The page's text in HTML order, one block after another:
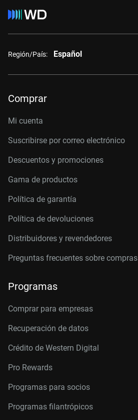
Región/País: Español
Comprar
Mi cuenta
Suscribirse por correo electrónico
Descuentos y promociones
Gama de productos
Política de garantía
Política de devoluciones
Distribuidores y revendedores
Preguntas frecuentes sobre compras
Programas
Comprar para empresas
Recuperación de datos
Crédito de Western Digital
Pro Rewards
Programas para socios
Programas filantrópicos